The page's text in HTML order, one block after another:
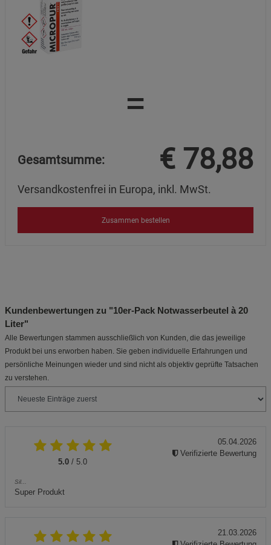
=
Gesamtsumme: € 78,88
Versandkostenfrei in Europa, inkl. MwSt.
Zusammen bestellen
Kundenbewertungen zu "10er-Pack Notwasserbeutel à 20
Liter"
Alle Bewertungen stammen ausschließlich von Kunden, die das jeweilige
Produkt bei uns erworben haben. Sie geben individuelle Erfahrungen und
persönliche Meinungen wieder und sind nicht als objektiv geprüfte Tatsachen
zu verstehen.
5.0 / 5.0
Sil...
Super Produkt
05.04.2026
Verifizierte Bewertung
21.03.2026